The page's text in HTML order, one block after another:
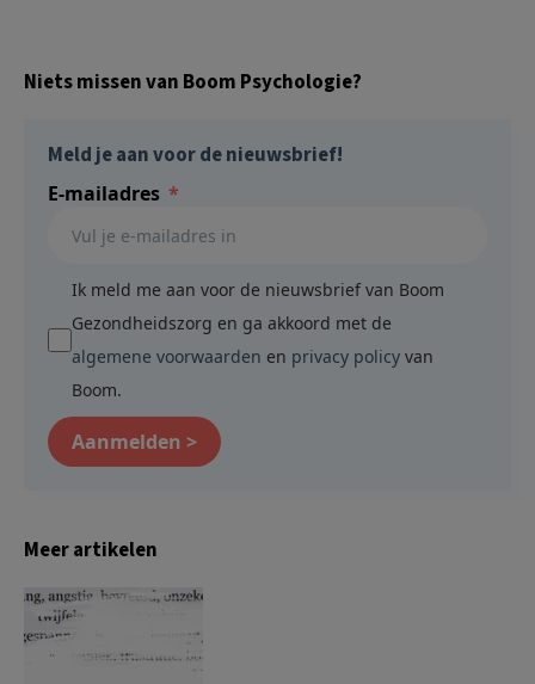
Niets missen van Boom Psychologie?
Meld je aan voor de nieuwsbrief!
E-mailadres
Ik meld me aan voor de nieuwsbrief van Boom
Gezondheidszorg en ga akkoord met de
algemene voorwaarden en privacy policy van
Boom.
Aanmelden >
Meer artikelen